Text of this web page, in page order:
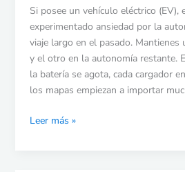
Si posee un vehículo eléctrico (EV),
experimentado ansiedad por la
viaje largo en el pasado. Mantienes
y el otro en la autonomía restante.
la batería se agota, cada cargador
los mapas empiezan a importar
aliviar
la
ansiedad
de
los
conductores
la
Leer más »